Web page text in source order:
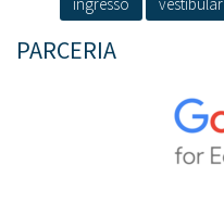
PARCERIA